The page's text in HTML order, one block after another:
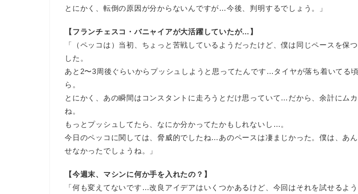
とにかく、転倒の原因が分からないんですが…今後、判明するでしょう。」
【フランチェスコ・バニャイアが大活躍していたが…】
「（ペッコは）当初、ちょっと苦戦しているようだったけど、僕は同じペースを保
した。
あと2〜3周後ぐらいからプッシュしようと思ってたんです…タイヤが落ち着いてる
ら。
とにかく、あの瞬間はコンスタントに走ろうとだけ思っていて…だから、余計にム
ね。
もっとプッシュしてたら、なにか分かってたかもしれないし…。
今日のペッコに関しては、脅威的でしたね…あのペースは凄まじかった。僕は、あ
せなかったでしょうね。」
【今週末、マシンに何か手を入れたの？】
「何も変えてないです…改良アイデアはいくつかあるけど、今回はそれを試せるよ